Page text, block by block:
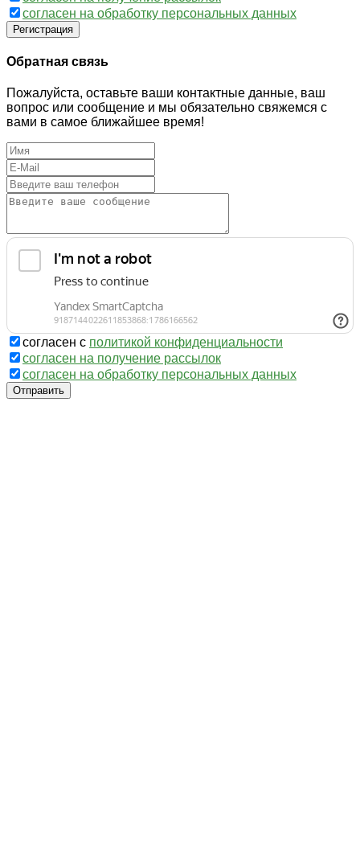
согласен на обработку персональных данных
Регистрация
Обратная связь
Пожалуйста, оставьте ваши контактные данные, ваш
вопрос или сообщение и мы обязательно свяжемся с
вами в самое ближайшее время!
согласен с политикой конфиденциальности
согласен на получение рассылок
согласен на обработку персональных данных
Отправить